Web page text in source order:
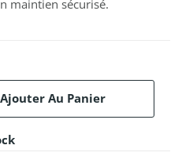
maintien sécurisé.
Ajouter Au Panier